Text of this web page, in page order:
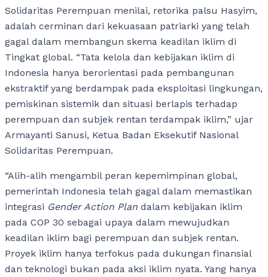
Solidaritas Perempuan menilai, retorika palsu Hasyim,
adalah cerminan dari kekuasaan patriarki yang telah
gagal dalam membangun skema keadilan iklim di
Tingkat global. “Tata kelola dan kebijakan iklim di
Indonesia hanya berorientasi pada pembangunan
ekstraktif yang berdampak pada eksploitasi lingkungan,
pemiskinan sistemik dan situasi berlapis terhadap
perempuan dan subjek rentan terdampak iklim,” ujar
Armayanti Sanusi, Ketua Badan Eksekutif Nasional
Solidaritas Perempuan.
“Alih-alih mengambil peran kepemimpinan global,
pemerintah Indonesia telah gagal dalam memastikan
integrasi Gender Action Plan dalam kebijakan iklim
pada COP 30 sebagai upaya dalam mewujudkan
keadilan iklim bagi perempuan dan subjek rentan.
Proyek iklim hanya terfokus pada dukungan finansial
dan teknologi bukan pada aksi iklim nyata. Yang hanya